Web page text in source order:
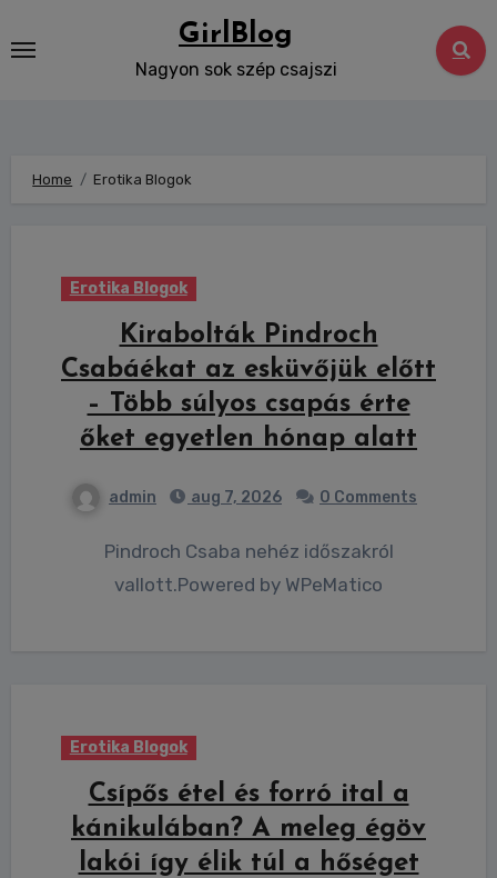
to
GirlBlog
Nagyon sok szép csajszi
Home Erotika Blogok
Erotika Blogok
Kirabolták Pindroch
Csabáékat az esküvőjük előtt
– Több súlyos csapás érte
őket egyetlen hónap alatt
admin aug 7, 2026 0 Comments
Pindroch Csaba nehéz időszakról
vallott.Powered by WPeMatico
Erotika Blogok
Csípős étel és forró ital a
kánikulában? A meleg égöv
lakói így élik túl a hőséget